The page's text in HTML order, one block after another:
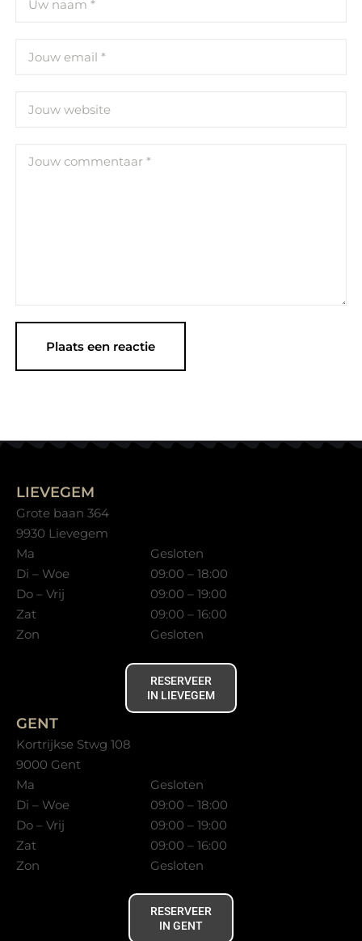
LIEVEGEM
Grote baan 364
9930 Lievegem
Ma
Gesloten
Di – Woe
09:00 – 18:00
Do – Vrij
09:00 – 19:00
Zat
09:00 – 16:00
Zon
Gesloten
RESERVEER
IN LIEVEGEM
GENT
Kortrijkse Stwg 108
9000 Gent
Ma
Gesloten
Di – Woe
09:00 – 18:00
Do – Vrij
09:00 – 19:00
Zat
09:00 – 16:00
Zon
Gesloten
RESERVEER
IN GENT